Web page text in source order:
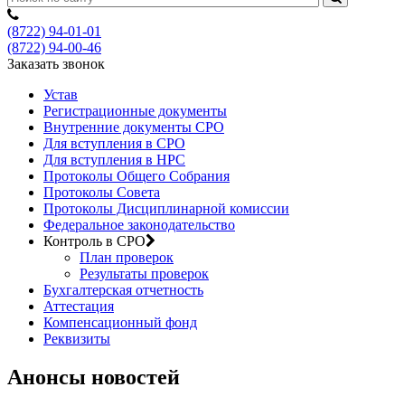
(8722) 94-01-01
(8722) 94-00-46
Заказать звонок
Устав
Регистрационные документы
Внутренние документы СРО
Для вступления в СРО
Для вступления в НРС
Протоколы Общего Собрания
Протоколы Совета
Протоколы Дисциплинарной комиссии
Федеральное законодательство
Контроль в СРО
План проверок
Результаты проверок
Бухгалтерская отчетность
Аттестация
Компенсационный фонд
Реквизиты
Анонсы новостей